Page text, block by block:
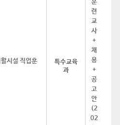
시설 직업훈
특수교육
과